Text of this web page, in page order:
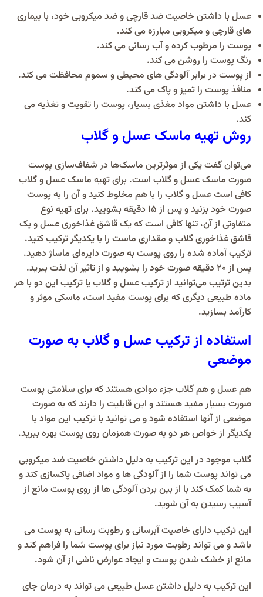
عسل با داشتن خاصیت ضد قارچی و ضد میکروبی خود، با بیماری
های قارچی و میکروبی مبارزه می کند.
پوست را مرطوب کرده و آب رسانی می کند.
رنگ پوست را روشن می کند.
از پوست در برابر آلودگی های محیطی و سموم محافظت می کند.
منافذ پوست را تمیز و پاک می کند.
عسل با داشتن مواد مغذی بسیار، پوست را تقویت و تغذیه می
کند.
روش تهیه ماسک عسل و گلاب
می‌توان گفت یکی از موثرترین ماسک‌ها در شفاف‌سازی پوست
صورت ماسک عسل و گلاب است. برای تهیه ماسک عسل و گلاب
کافی است عسل و گلاب را با هم مخلوط کنید و آن را به پوست
صورت خود بزنید و پس از ۱۵ دقیقه بشویید. برای تهیه نوع
متفاوتی از آن، تنها کافی است که یک قاشق غذاخوری عسل و یک
قاشق غذاخوری گلاب و مقداری ماست را با یکدیگر ترکیب کنید.
ترکیب آماده شده را روی پوست به صورت دایره‌ای ماساژ دهید.
پس از ۲۰ دقیقه صورت خود را بشویید و از تاثیر آن لذت ببرید.
بدین ترتیب می‌توانید از ترکیب عسل و گلاب یا ترکیب این دو با هر
ماده طبیعی دیگری که برای پوست مفید است، ماسکی موثر و
کارآمد بسازید.
استفاده از ترکیب عسل و گلاب به صورت
موضعی
هم عسل و هم گلاب جزء موادی هستند که برای سلامتی پوست
صورت بسیار مفید هستند و این قابلیت را دارند که به صورت
موضعی از آنها استفاده شود و می توانید با ترکیب این مواد با
یکدیگر از خواص هر دو به صورت همزمان روی پوست بهره ببرید.
گلاب موجود در این ترکیب به دلیل داشتن خاصیت ضد میکروبی
می تواند پوست شما را از آلودگی ها و مواد اضافی پاکسازی کند و
به شما کمک کند با از بین بردن آلودگی ها از روی پوست مانع از
آسیب رسیدن به آن شوید.
این ترکیب دارای خاصیت آبرسانی و رطوبت رسانی به پوست می
باشد و می تواند رطوبت مورد نیاز برای پوست شما را فراهم کند و
مانع از خشک شدن پوست و ایجاد عوارض ناشی از آن شود.
این ترکیب به دلیل داشتن عسل طبیعی می تواند به درمان جای